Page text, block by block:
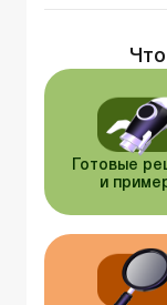
Готовые
и